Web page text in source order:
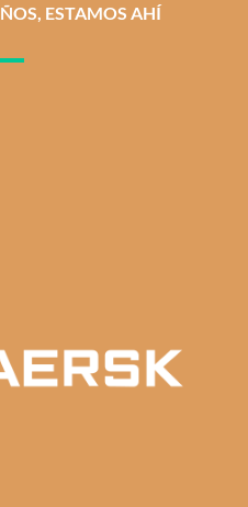
ESTAMOS AHÍ